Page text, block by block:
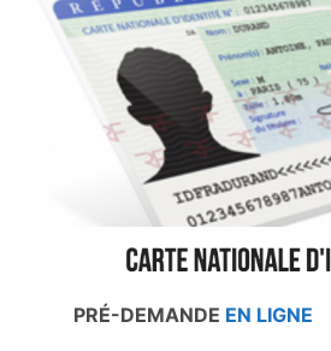
PRÉ-DEMANDE EN LIGNE